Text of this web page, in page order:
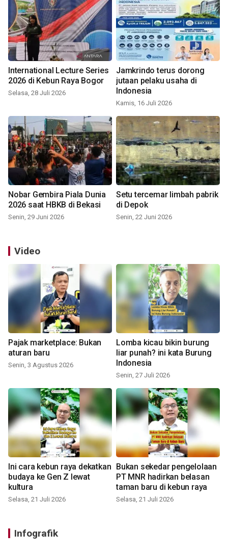
International Lecture Series
2026 di Kebun Raya Bogor
Selasa, 28 Juli 2026
Jamkrindo terus dorong
jutaan pelaku usaha di
Indonesia
Kamis, 16 Juli 2026
Nobar Gembira Piala Dunia
2026 saat HBKB di Bekasi
Senin, 29 Juni 2026
Setu tercemar limbah pabrik
di Depok
Senin, 22 Juni 2026
Video
Pajak marketplace: Bukan
aturan baru
Senin, 3 Agustus 2026
Lomba kicau bikin burung
liar punah? ini kata Burung
Indonesia
Senin, 27 Juli 2026
Ini cara kebun raya dekatkan
budaya ke Gen Z lewat
kultura
Selasa, 21 Juli 2026
Bukan sekedar pengelolaan
PT MNR hadirkan belasan
taman baru di kebun raya
Selasa, 21 Juli 2026
Infografik